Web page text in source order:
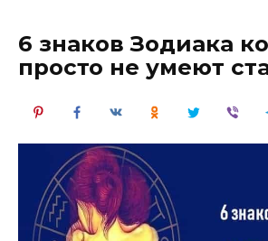
6 знаков Зодиака
просто не умеют